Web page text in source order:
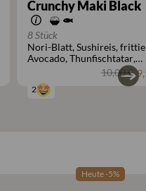
Crunchy Maki Black
8 Stück
Nori-Blatt Sushireis
Avocado Thunfischtatar
10,00 €
2
Heute -5%